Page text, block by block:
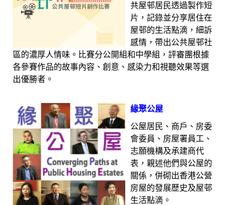
共屋邨居民透過製作短
片，記錄並分享居住在
屋邨的生活點滴，細訴
感情，帶出公共屋邨社
區的濃厚人情味。比賽分公開組和中學組，評審團根據
各參賽作品的故事內容、創意、感染力和視聽效果等選
出優勝者。
緣聚公屋
公屋居民、商戶、房委
會委員、房屋署員工、
志願機構及承建商代
表，親述他們與公屋的
關係，併砌出香港公營
房屋的發展歷史及屋邨
生活點滴。